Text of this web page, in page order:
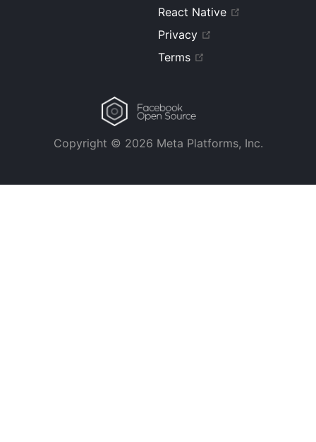
React Native
Privacy
Terms
Copyright © 2026 Meta Platforms, Inc.